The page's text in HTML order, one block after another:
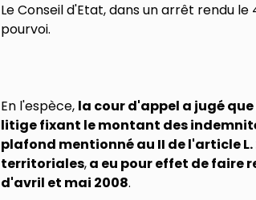
Le Conseil d'Etat, dans un arrêt rendu
pourvoi.
En l'espèce, la cour d'appel a jugé
litige fixant le montant des
plafond mentionné au II de l'article
territoriales,a eu pour effet de faire
d'avril et mai 2008.